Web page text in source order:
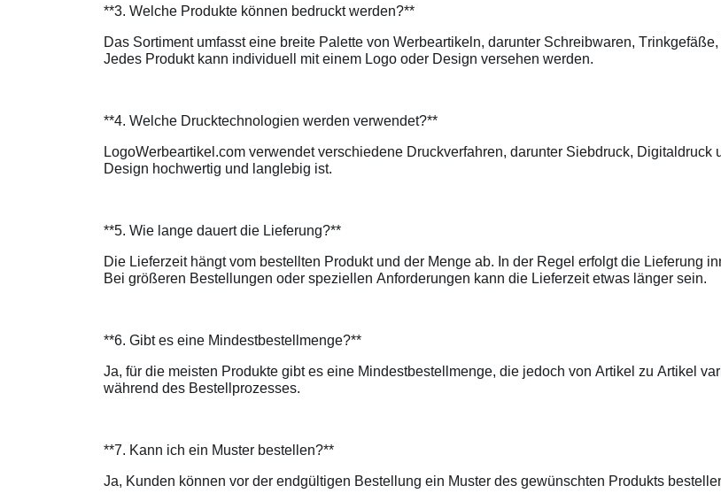
**3. Welche Produkte können bedruckt werden?**
Das Sortiment umfasst eine breite Palette von Werbeartikeln, darunter Schreibwaren,
Jedes Produkt kann individuell mit einem Logo oder Design versehen werden.
**4. Welche Drucktechnologien werden verwendet?**
LogoWerbeartikel.com verwendet verschiedene Druckverfahren, darunter Siebdruck,
Design hochwertig und langlebig ist.
**5. Wie lange dauert die Lieferung?**
Die Lieferzeit hängt vom bestellten Produkt und der Menge ab. In der Regel erfolgt die Lieferung
Bei größeren Bestellungen oder speziellen Anforderungen kann die Lieferzeit etwas länger sein.
**6. Gibt es eine Mindestbestellmenge?**
Ja, für die meisten Produkte gibt es eine Mindestbestellmenge, die jedoch von Artikel zu Artikel
während des Bestellprozesses.
**7. Kann ich ein Muster bestellen?**
Ja, Kunden können vor der endgültigen Bestellung ein Muster des gewünschten Produkts